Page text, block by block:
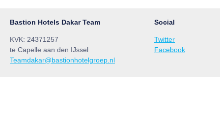
Bastion Hotels Dakar Team
KVK: 24371257
te Capelle aan den IJssel
Teamdakar@bastionhotelgroep.nl
Social
Twitter
Facebook